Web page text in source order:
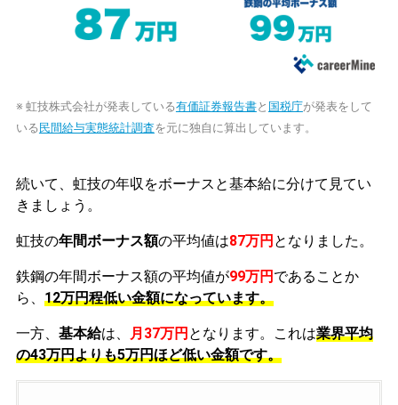
※ 虹技株式会社が発表している有価証券報告書と 国税庁が発表をして
いる 民間給与実態統計調査を元に独自に算出しています。
続いて、虹技の年収をボーナスと基本給に分けて見てい
きましょう。
虹技の年間ボーナス額の平均値は87万円 となりました。
鉄鋼の年間ボーナス額の平均値が99万円 であることか
ら、 12万円程低い金額になっています。
一方、 基本給は、 月37万円 となります。これは業界平均
の43万円よりも5万円ほど低い金額です。